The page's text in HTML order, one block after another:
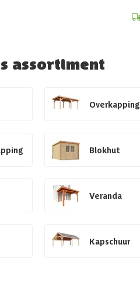
assortiment
Overkapping
Blokhut
Veranda
Kapschuur